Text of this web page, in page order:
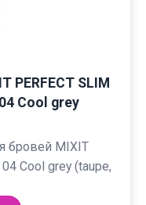
PERFECT SLIM
Cool grey
бровей MIXIT
Cool grey (taupe,